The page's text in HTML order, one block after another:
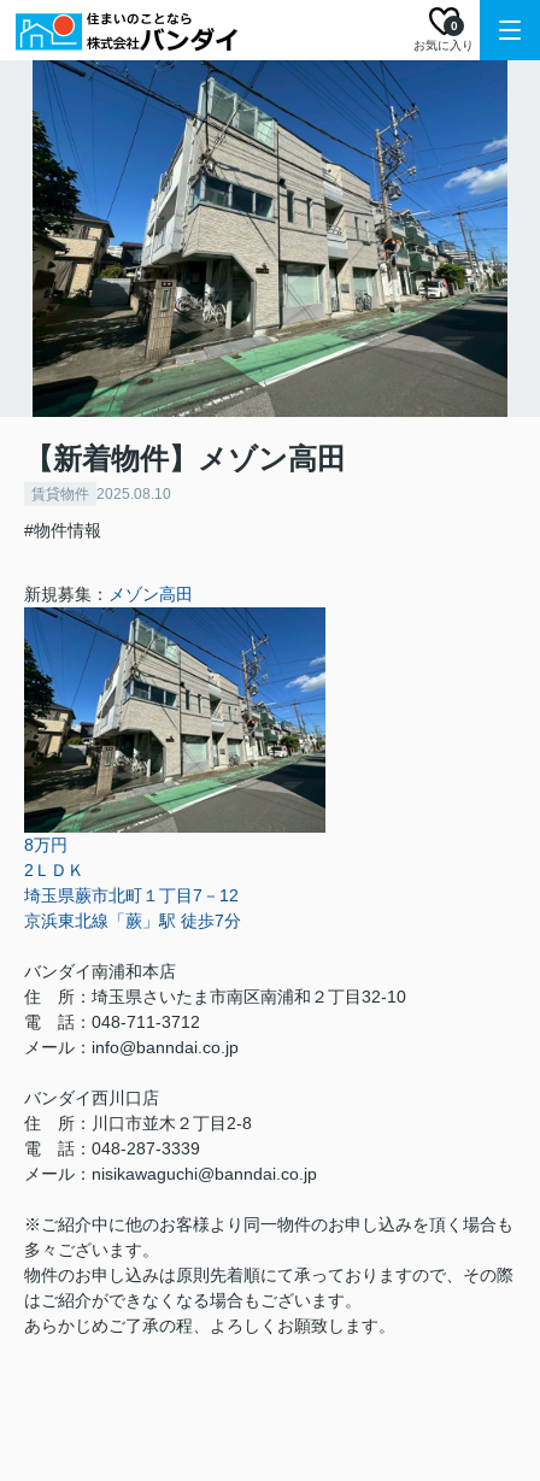
お気に入り
0
【新着物件】メゾン高田
賃貸物件 2025.08.10
#物件情報
新規募集： メゾン高田
8万円
2ＬＤＫ
埼玉県蕨市北町１丁目7－12
京浜東北線「蕨」駅 徒歩7分
バンダイ南浦和本店
住 所：埼玉県さいたま市南区南浦和２丁目32-10
電 話：048-711-3712
メール：info@banndai.co.jp
バンダイ西川口店
住 所：川口市並木２丁目2-8
電 話：048-287-3339
メール：nisikawaguchi@banndai.co.jp
※ご紹介中に他のお客様より同一物件のお申し込みを頂く場合も
多々ございます。
物件のお申し込みは原則先着順にて承っておりますので、その際
はご紹介ができなくなる場合もございます。
あらかじめご了承の程、よろしくお願致します。